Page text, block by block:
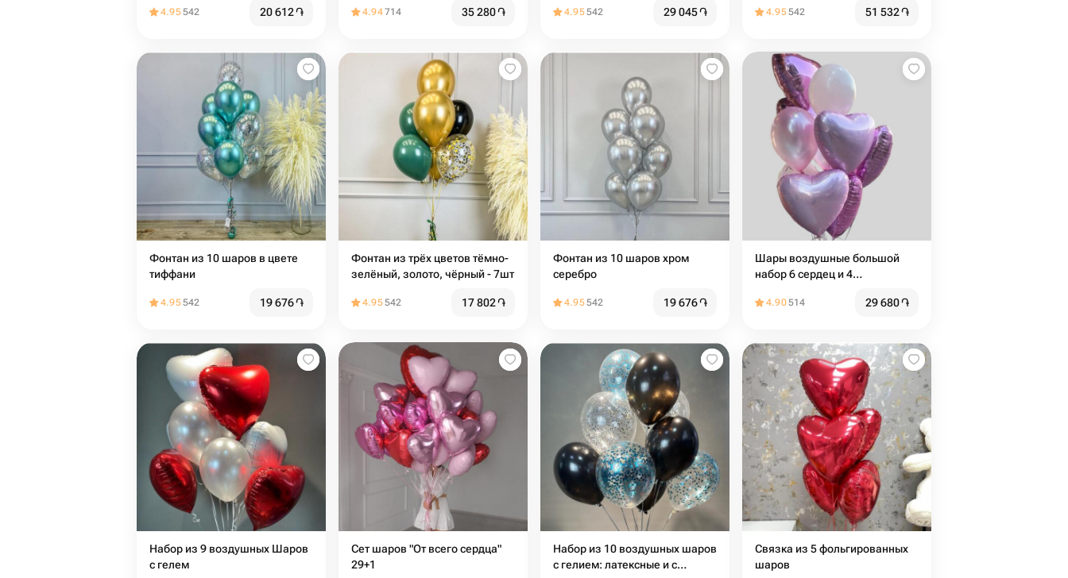
4.95542 20 612֏ 4.94714 35 280֏ 4.95542 29 045֏ 4.95542 51 532֏
Фонтан из 10 шаров в цвете
тиффани
4.95542 19 676֏
Фонтан из трёх цветов тёмно-
зелёный, золото, чёрный - 7шт
4.95542 17 802֏
Фонтан из 10 шаров хром
серебро
4.95542 19 676֏
Шары воздушные большой
набор 6 сердец и 4
4.90514 29 680֏
Набор из 9 воздушных Шаров
с гелем
Сет шаров "От всего сердца"
29+1
Набор из 10 воздушных шаров
с гелием: латексные и с
Связка из 5 фольгированных
шаров